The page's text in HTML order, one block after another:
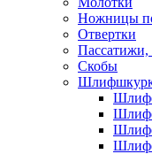
Ножницы
Отвертки
Пассатижи,
Скобы